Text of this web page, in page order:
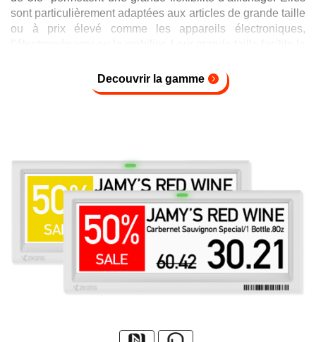
sont particulièrement adaptées aux articles de grande taille
ou à prix élevé comme les appareils électroniques,
informations de prix et de stock.
Decouvrir la gamme